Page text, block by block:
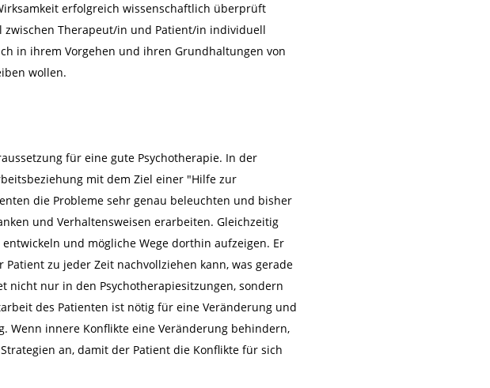
erfolgreich wissenschaftlich überprüft
zwischen Therapeut/in und Patient/in individuell
in ihrem Vorgehen und ihren Grundhaltungen von
wollen.
für eine gute Psychotherapie. In der
mit dem Ziel einer "Hilfe zur
die Probleme sehr genau beleuchten und bisher
und Verhaltensweisen erarbeiten. Gleichzeitig
und mögliche Wege dorthin aufzeigen. Er
zu jeder Zeit nachvollziehen kann, was gerade
nicht nur in den Psychotherapiesitzungen, sondern
des Patienten ist nötig für eine Veränderung und
Wenn innere Konflikte eine Veränderung behindern,
an, damit der Patient die Konflikte für sich